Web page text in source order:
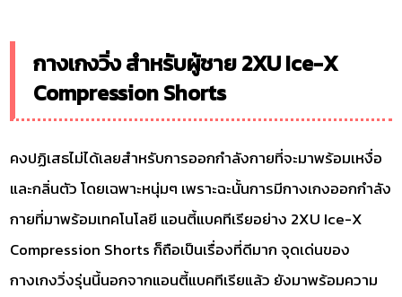
กางเกงวิ่ง สำหรับผู้ชาย 2XU Ice-X
Compression Shorts
คงปฏิเสธไม่ได้เลยสำหรับการออกกำลังกายที่จะมาพร้อมเหงื่อ
และกลิ่นตัว โดยเฉพาะหนุ่มๆ เพราะฉะนั้นการมีกางเกงออกกำลัง
กายที่มาพร้อมเทคโนโลยี แอนตี้แบคทีเรียอย่าง 2XU Ice-X
Compression Shorts ก็ถือเป็นเรื่องที่ดีมาก จุดเด่นของ
กางเกงวิ่งรุ่นนี้นอกจากแอนตี้แบคทีเรียแล้ว ยังมาพร้อมความ